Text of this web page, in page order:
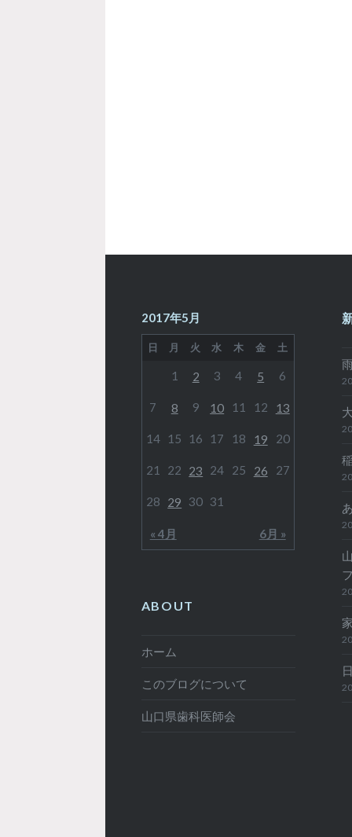
2017年5月
日 月 火 水 木 金 土
« 4月 6月 »
1 2 3 4 5 6
7 8 9 10 11 12 13
14 15 16 17 18 19 20
21 22 23 24 25 26 27
28 29 30 31
ABOUT
ホーム
このブログについて
山口県歯科医師会